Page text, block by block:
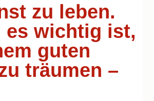
zu leben.
es wichtig ist,
guten
träumen –